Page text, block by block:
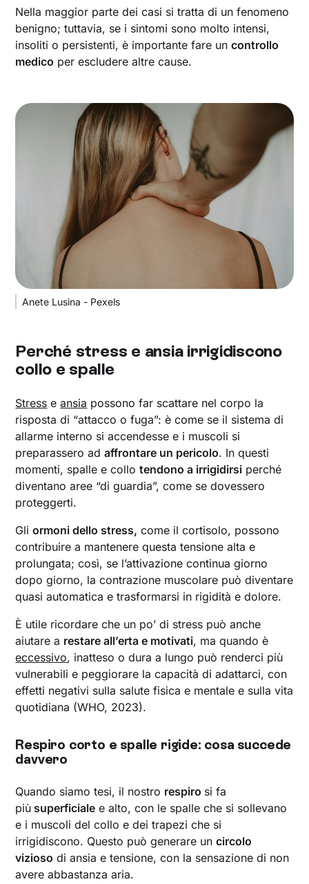
Nella maggior parte dei casi si tratta di un fenomeno
benigno; tuttavia, se i sintomi sono molto intensi,
insoliti o persistenti, è importante fare uncontrollo
medico per escludere altre cause.
Anete Lusina - Pexels
Perché stress e ansia irrigidiscono
collo e spalle
Stress eansia possono far scattare nel corpo la
risposta di “attacco o fuga”: è come se il sistema di
allarme interno si accendesse e i muscoli si
preparassero adaffrontare un pericolo. In questi
momenti, spalle e collotendono a irrigidirsi perché
diventano aree “di guardia”, come se dovessero
proteggerti.
Gliormoni dello stress, come il cortisolo, possono
contribuire a mantenere questa tensione alta e
prolungata; così, se l’attivazione continua giorno
dopo giorno, la contrazione muscolare può diventare
quasi automatica e trasformarsi in rigidità e dolore.
È utile ricordare che un po’ di stress può anche
aiutare a restare all’erta e motivati, ma quando è
eccessivo, inatteso o dura a lungo può renderci più
vulnerabili e peggiorare la capacità di adattarci, con
effetti negativi sulla salute fisica e mentale e sulla vita
quotidiana (WHO, 2023).
Respiro corto e spalle rigide: cosa succede
davvero
Quando siamo tesi, il nostro respiro si fa
più superficiale e alto, con le spalle che si sollevano
e i muscoli del collo e dei trapezi che si
irrigidiscono. Questo può generare uncircolo
vizioso di ansia e tensione, con la sensazione di non
avere abbastanza aria.